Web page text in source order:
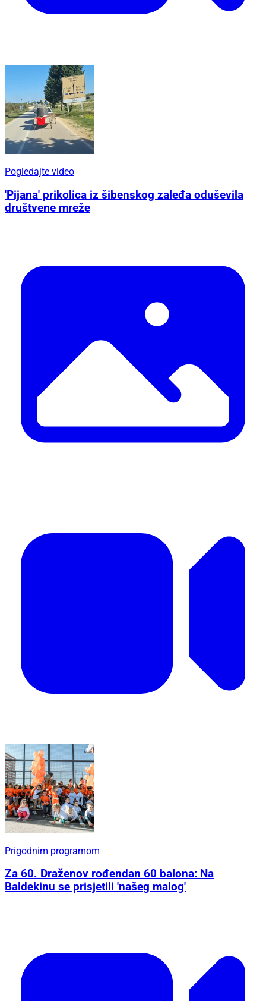
Pogledajte video
'Pijana' prikolica iz šibenskog zaleđa oduševila
društvene mreže
Prigodnim programom
Za 60. Draženov rođendan 60 balona: Na
Baldekinu se prisjetili 'našeg malog'